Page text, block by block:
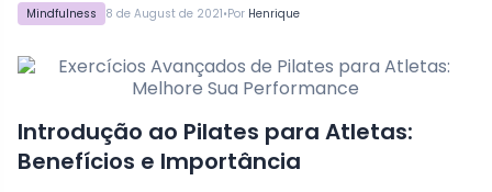
Mindfulness 8 de August de 2021•Por Henrique
Introdução ao Pilates para Atletas:
Benefícios e Importância